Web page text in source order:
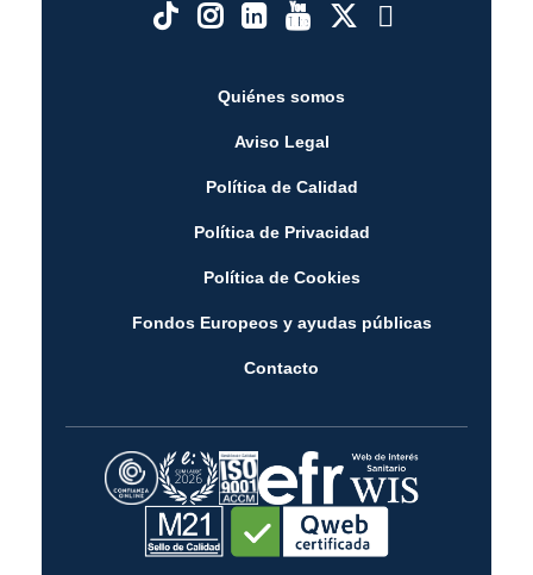
Quiénes somos
Aviso Legal
Política de Calidad
Política de Privacidad
Política de Cookies
Fondos Europeos y ayudas públicas
Contacto